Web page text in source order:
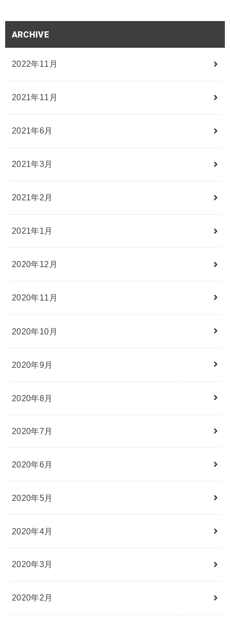
ARCHIVE
2022年11月
2021年11月
2021年6月
2021年3月
2021年2月
2021年1月
2020年12月
2020年11月
2020年10月
2020年9月
2020年8月
2020年7月
2020年6月
2020年5月
2020年4月
2020年3月
2020年2月